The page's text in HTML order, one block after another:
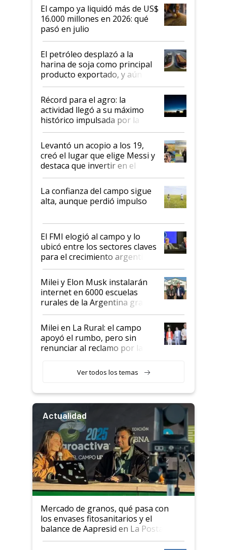
El campo ya liquidó más de US$
16.000 millones en 2026: qué
pasó en julio
El petróleo desplazó a la
harina de soja como principal
producto exportado, y aún así
el agro aportó casi seis de cada
diez dólares y sostuvo el
liderazgo en un semestre
récord
Récord para el agro: la
actividad llegó a su máximo
histórico impulsada por la
cosecha y las exportaciones
Levantó un acopio a los 19,
creó el lugar que elige Messi y
destaca que invertir en el
kirchnerismo era como "darle
plata a un hijo para droga":
Juan Félix Rossetti, el libertario
que de una dura crisis salió
de Milei
La confianza del campo sigue
alta, aunque perdió impulso
El FMI elogió al campo y lo
ubicó entre los sectores claves
para el crecimiento argentino
Milei y Elon Musk instalarán
internet en 6000 escuelas
rurales de la Argentina gracias
a un acuerdo con Starlink
Milei en La Rural: el campo
apoyó el rumbo, pero sin
renunciar al reclamo por las
Ver todos los temas
Actualidad
Mercado de granos, qué pasa con
los envases fitosanitarios y el
balance de Aapresid en La Posta